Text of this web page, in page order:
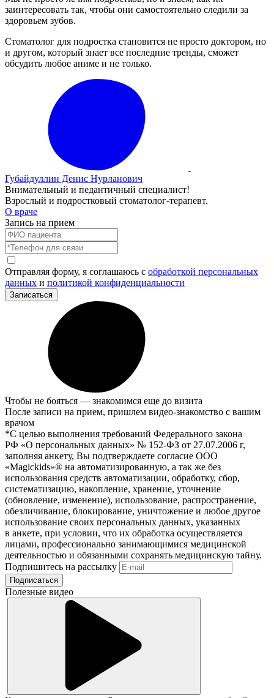
заинтересовать так, чтобы они самостоятельно следили за
здоровьем зубов.
Стоматолог для подростка становится не просто доктором, но
и другом, который знает все последние тренды, сможет
обсудить любое аниме и не только.
Губайдуллин Денис Нурланович
Внимательный и педантичный специалист!
Взрослый и подростковый стоматолог-терапевт.
О враче
Запись на прием
Отправляя форму, я соглашаюсь с обработкой персональных
данных и политикой конфиденциальности
Записаться
Чтобы не бояться — знакомимся еще до визита
После записи на прием, пришлем видео-знакомство с вашим
врачом
*С целью выполнения требований Федерального закона
РФ «О персональных данных» № 152-ФЗ от 27.07.2006 г,
заполняя анкету, Вы подтверждаете согласие ООО
«Magickids»® на автоматизированную, а так же без
использования средств автоматизации, обработку, сбор,
систематизацию, накопление, хранение, уточнение
(обновление, изменение), использование, распространение,
обезличивание, блокирование, уничтожение и любое другое
использование своих персональных данных, указанных
в анкете, при условии, что их обработка осуществляется
лицами, профессионально занимающимися медицинской
деятельностью и обязанными сохранять медицинскую тайну.
Подпишитесь на рассылку
Подписаться
Полезные видео